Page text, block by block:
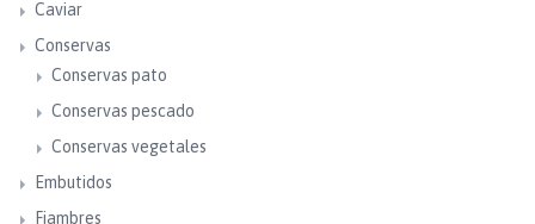
Caviar
Conservas
Conservas pato
Conservas pescado
Conservas vegetales
Embutidos
Fiambres